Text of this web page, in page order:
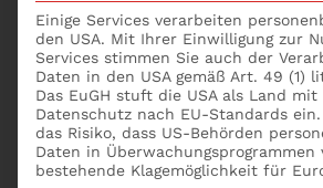
Kreditentscheidungsprozess:
Bonitätsüberwachung
§ 18 KWG: Anforderungen an
Kreditweiterbearbeitung
AgilesRisikomanagement im
Umsetzung der neuenEBA-
zur Kreditvergabe und -
Einige Services verarbeiten
den USA. Mit Ihrer Einwilligung zur
Services stimmen Sie auch der
Daten in den USA gemäß Art. 49 (1)
Das EuGH stuft die USA als Land
Datenschutz nach EU-Standards
das Risiko, dass US-Behörden
Daten in
bestehende Klagemöglichkeit für